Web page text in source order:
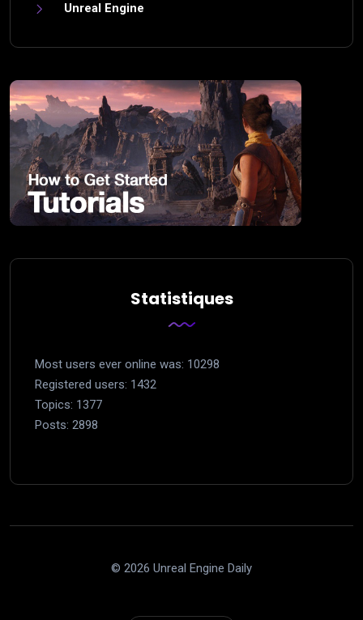
Unreal Engine
Statistiques
Most users ever online was: 10298
Registered users: 1432
Topics: 1377
Posts: 2898
© 2026 Unreal Engine Daily